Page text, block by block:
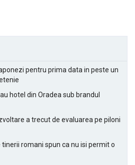
pentru prima data in peste un
hotel din Oradea sub brandul
a trecut de evaluarea pe piloni
romani spun ca nu isi permit o